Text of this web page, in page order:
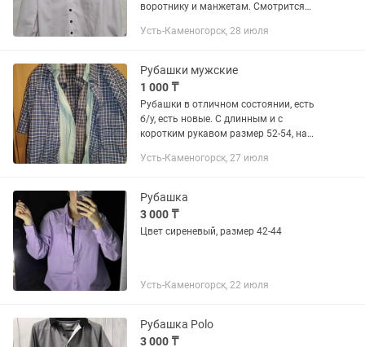
воротнику и манжетам. Смотрится
самостоятельно - так и с пиджаком.
Усть-Каменогорск, 28 июля
Рубашки мужские
1 000 ₸
Рубашки в отличном состоянии, есть
б/у, есть новые. С длинным и с
коротким рукавом размер 52-54, на
лишние вещи в связи с переездом.
Усть-Каменогорск, 27 июля
Рубашка
3 000 ₸
Цвет сиреневый, размер 42-44
Усть-Каменогорск, 22 июля
Рубашка Polo
3 000 ₸